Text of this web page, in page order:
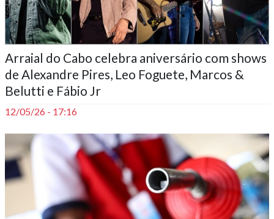
Arraial do Cabo celebra aniversário com shows
de Alexandre Pires, Leo Foguete, Marcos &
Belutti e Fábio Jr
12/05/26 - 17:16